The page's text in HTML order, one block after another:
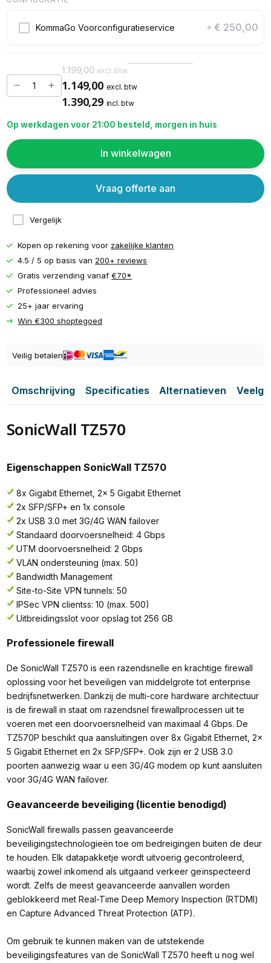
KommaGo Voorconfiguratieservice + € 250,00
1.199,00 excl. btw
1.149,00 excl. btw
1.390,29 incl. btw
Op werkdagen voor 21:00 besteld, morgen in huis
In winkelwagen
Vergelijk
Vraag offerte aan
Kopen op rekening voor zakelijke klanten
4.5 / 5 op basis van 200+ reviews
Gratis verzending vanaf€70*
Professioneel advies
25+ jaar ervaring
Win €300 shoptegoed
Veilig betalen
Omschrijving Specificaties Alternatieven
SonicWall TZ570
Eigenschappen SonicWall TZ570
8x Gigabit Ethernet, 2x 5 Gigabit Ethernet
2x SFP/SFP+ en 1x console
2x USB 3.0 met 3G/4G WAN failover
Standaard doorvoersnelheid: 4 Gbps
UTM doorvoersnelheid: 2 Gbps
VLAN ondersteuning (max. 50)
Bandwidth Management
Site-to-Site VPN tunnels: 50
IPSec VPN clientss: 10 (max. 500)
Uitbreidingsslot voor opslag tot 256 GB
Professionele firewall
De SonicWall TZ570 is een razendsnelle en krachtige firewall
oplossing voor het beveiligen van middelgrote tot enterprise
bedrijfsnetwerken. Dankzij de multi-core hardware architectuur
is de firewall in staat om razendsnel firewallprocessen uit te
voeren met een doorvoersnelheid van maximaal 4 Gbps. De
TZ570P beschikt qua aansluitingen over 8x Gigabit Ethernet, 2x
5 Gigabit Ethernet en 2x SFP/SFP+. Ook zijn er 2 USB 3.0
poorten aanwezig waar u een 3G/4G modem op kunt aansluiten
voor 3G/4G WAN failover.
Geavanceerde beveiliging (licentie benodigd)
SonicWall firewalls passen geavanceerde
beveiligingstechnologieën toe om bedreigingen buiten de deur
te houden. Elk datapakketje wordt uitvoerig gecontroleerd,
waarbij zowel inkomend als uitgaand verkeer geïnspecteerd
wordt. Zelfs de meest geavanceerde aanvallen worden
geblokkeerd met Real-Time Deep Memory Inspection (RTDMI)
en Capture Advanced Threat Protection (ATP).
Om gebruik te kunnen maken van de uitstekende
beveiligingsfeatures van de SonicWall TZ570 heeft u nog wel